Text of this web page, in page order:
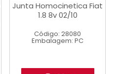
Junta Homocinetica Fiat
1.8 8v 02/10
Código: 28080
Embalagem: PC